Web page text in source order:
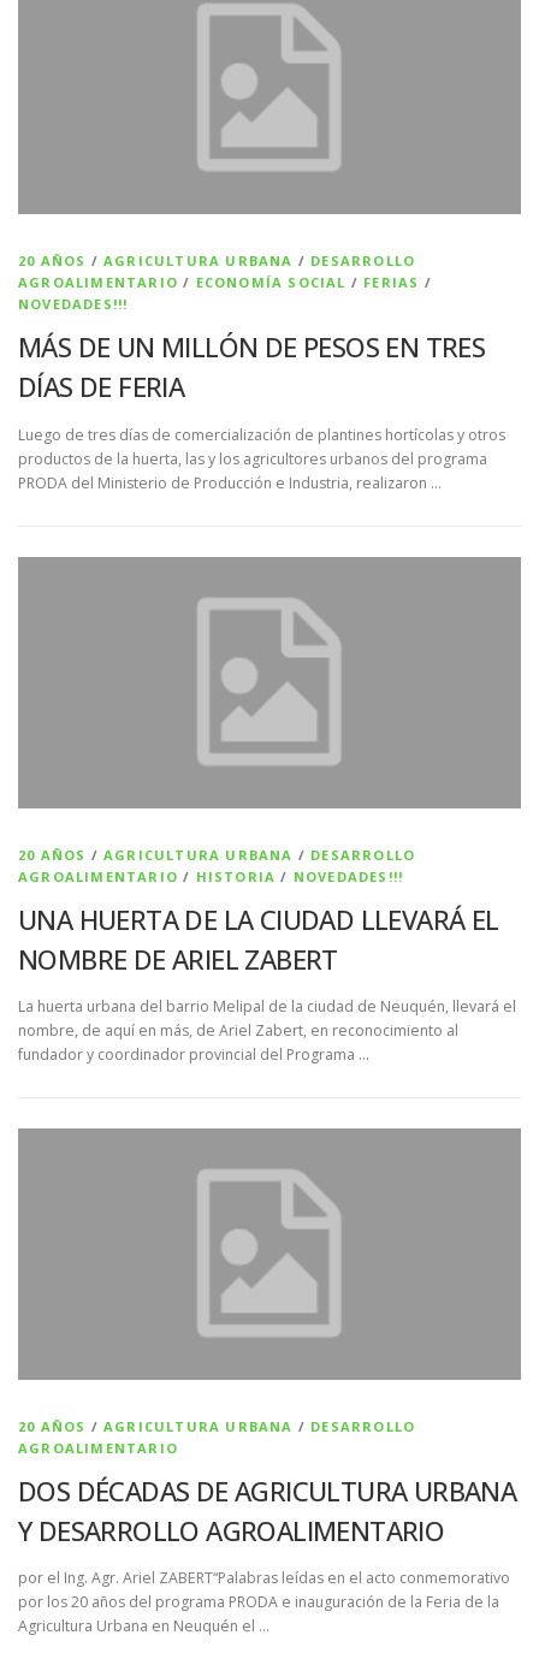
20 AÑOS /AGRICULTURA URBANA / DESARROLLO
AGROALIMENTARIO / ECONOMÍA SOCIAL / FERIAS /
NOVEDADES!!!
MÁS DE UN MILLÓN DE PESOS EN TRES
DÍAS DE FERIA
Luego de tres días de comercialización de plantines hortícolas y otros
productos de la huerta, las y los agricultores urbanos del programa
PRODA del Ministerio de Producción e Industria, realizaron …
20 AÑOS /AGRICULTURA URBANA / DESARROLLO
AGROALIMENTARIO / HISTORIA / NOVEDADES!!!
UNA HUERTA DE LA CIUDAD LLEVARÁ EL
NOMBRE DE ARIEL ZABERT
La huerta urbana del barrio Melipal de la ciudad de Neuquén, llevará el
nombre, de aquí en más, de Ariel Zabert, en reconocimiento al
fundador y coordinador provincial del Programa …
20 AÑOS /AGRICULTURA URBANA / DESARROLLO
AGROALIMENTARIO
DOS DÉCADAS DE AGRICULTURA URBANA
Y DESARROLLO AGROALIMENTARIO
por el Ing. Agr. Ariel ZABERT“Palabras leídas en el acto conmemorativo
por los 20 años del programa PRODA e inauguración de la Feria de la
Agricultura Urbana en Neuquén el …